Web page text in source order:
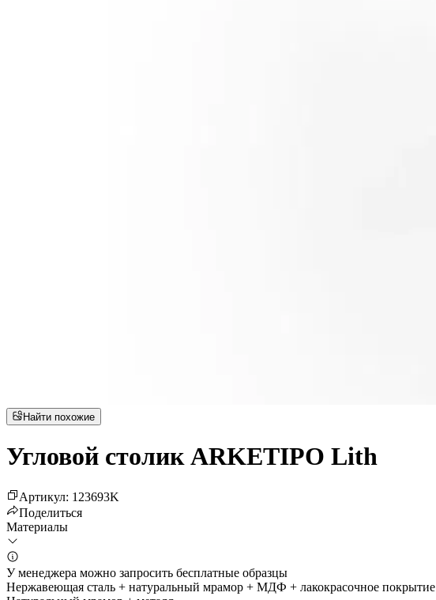
Найти похожие
Угловой столик ARKETIPO Lith
Артикул: 123693K
Поделиться
Материалы
У менеджера можно запросить бесплатные образцы
Нержавеющая сталь + натуральный мрамор + МДФ + лакокрасочное покрытие